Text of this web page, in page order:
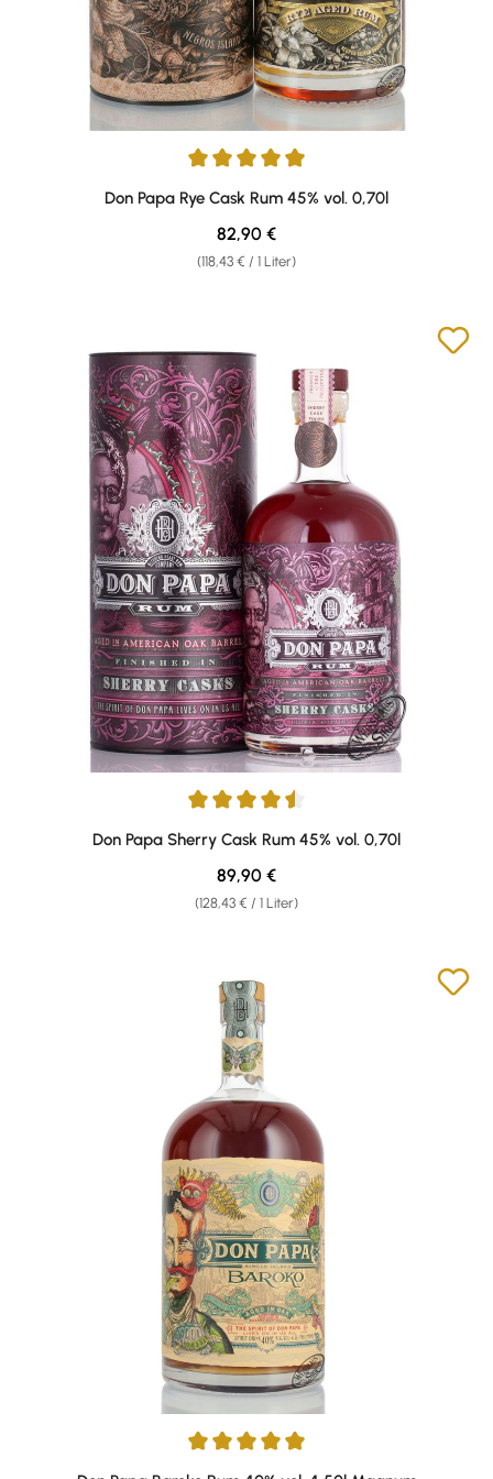
Durchschnittliche Bewertung von 5 von 5 Sternen
Don Papa Rye Cask Rum 45% vol. 0,70l
(118,43 € / 1 Liter)
Regulärer Preis:
82,90 €
Durchschnittliche Bewertung von 4.62 von 5 Sternen
Don Papa Sherry Cask Rum 45% vol. 0,70l
(128,43 € / 1 Liter)
Regulärer Preis:
89,90 €
Durchschnittliche Bewertung von 5 von 5 Sternen